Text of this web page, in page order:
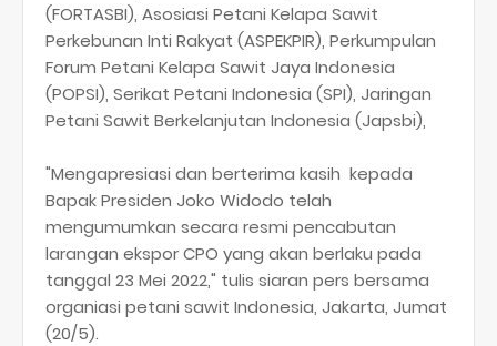
(FORTASBI), Asosiasi Petani Kelapa Sawit
Perkebunan Inti Rakyat (ASPEKPIR), Perkumpulan
Forum Petani Kelapa Sawit Jaya Indonesia
(POPSI), Serikat Petani Indonesia (SPI), Jaringan
Petani Sawit Berkelanjutan Indonesia (Japsbi),
"Mengapresiasi dan berterima kasih kepada
Bapak Presiden Joko Widodo telah
mengumumkan secara resmi pencabutan
larangan ekspor CPO yang akan berlaku pada
tanggal 23 Mei 2022," tulis siaran pers bersama
organiasi petani sawit Indonesia, Jakarta, Jumat
(20/5).